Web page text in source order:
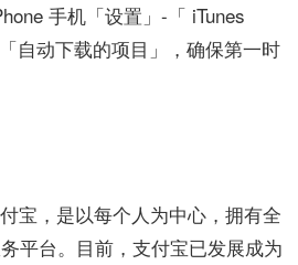
手机「设置」-「 iTunes
自动下载的项目」，确保第一时
，是以每个人为中心，拥有全
平台。目前，支付宝已发展成为